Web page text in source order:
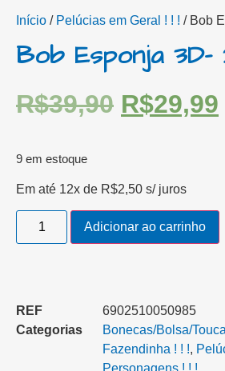
Início / Pelúcias em Geral ! ! ! / Bob
Bob Esponja 3D-
R$39,90 R$29,99
9 em estoque
Em até 12x de R$2,50 s/ juros
Adicionar ao carrinho
REF
6902510050985
Categorias
Bonecas/Bolsa/
Fazendinha ! ! !,
Personagens ! ! !